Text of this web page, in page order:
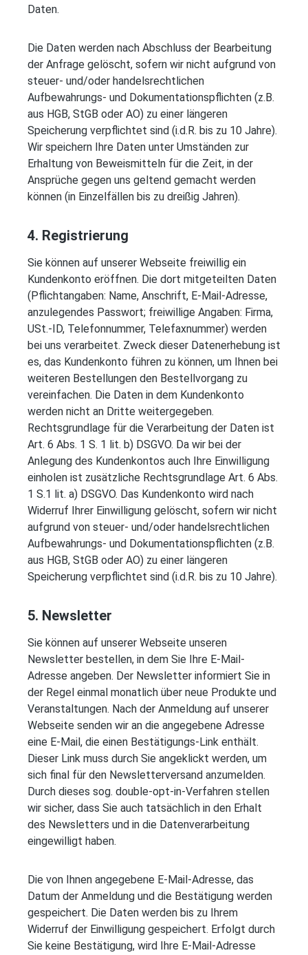
Daten.
Die Daten werden nach Abschluss der Bearbeitung
der Anfrage gelöscht, sofern wir nicht aufgrund von
steuer- und/oder handelsrechtlichen
Aufbewahrungs- und Dokumentationspflichten (z.B.
aus HGB, StGB oder AO) zu einer längeren
Speicherung verpflichtet sind (i.d.R. bis zu 10 Jahre).
Wir speichern Ihre Daten unter Umständen zur
Erhaltung von Beweismitteln für die Zeit, in der
Ansprüche gegen uns geltend gemacht werden
können (in Einzelfällen bis zu dreißig Jahren).
4. Registrierung
Sie können auf unserer Webseite freiwillig ein
Kundenkonto eröffnen. Die dort mitgeteilten Daten
(Pflichtangaben: Name, Anschrift, E-Mail-Adresse,
anzulegendes Passwort; freiwillige Angaben: Firma,
USt.-ID, Telefonnummer, Telefaxnummer) werden
bei uns verarbeitet. Zweck dieser Datenerhebung ist
es, das Kundenkonto führen zu können, um Ihnen bei
weiteren Bestellungen den Bestellvorgang zu
vereinfachen. Die Daten in dem Kundenkonto
werden nicht an Dritte weitergegeben.
Rechtsgrundlage für die Verarbeitung der Daten ist
Art. 6 Abs. 1 S. 1 lit. b) DSGVO. Da wir bei der
Anlegung des Kundenkontos auch Ihre Einwilligung
einholen ist zusätzliche Rechtsgrundlage Art. 6 Abs.
1 S.1 lit. a) DSGVO. Das Kundenkonto wird nach
Widerruf Ihrer Einwilligung gelöscht, sofern wir nicht
aufgrund von steuer- und/oder handelsrechtlichen
Aufbewahrungs- und Dokumentationspflichten (z.B.
aus HGB, StGB oder AO) zu einer längeren
Speicherung verpflichtet sind (i.d.R. bis zu 10 Jahre).
5. Newsletter
Sie können auf unserer Webseite unseren
Newsletter bestellen, in dem Sie Ihre E-Mail-
Adresse angeben. Der Newsletter informiert Sie in
der Regel einmal monatlich über neue Produkte und
Veranstaltungen. Nach der Anmeldung auf unserer
Webseite senden wir an die angegebene Adresse
eine E-Mail, die einen Bestätigungs-Link enthält.
Dieser Link muss durch Sie angeklickt werden, um
sich final für den Newsletterversand anzumelden.
Durch dieses sog. double-opt-in-Verfahren stellen
wir sicher, dass Sie auch tatsächlich in den Erhalt
des Newsletters und in die Datenverarbeitung
eingewilligt haben.
Die von Ihnen angegebene E-Mail-Adresse, das
Datum der Anmeldung und die Bestätigung werden
gespeichert. Die Daten werden bis zu Ihrem
Widerruf der Einwilligung gespeichert. Erfolgt durch
Sie keine Bestätigung, wird Ihre E-Mail-Adresse